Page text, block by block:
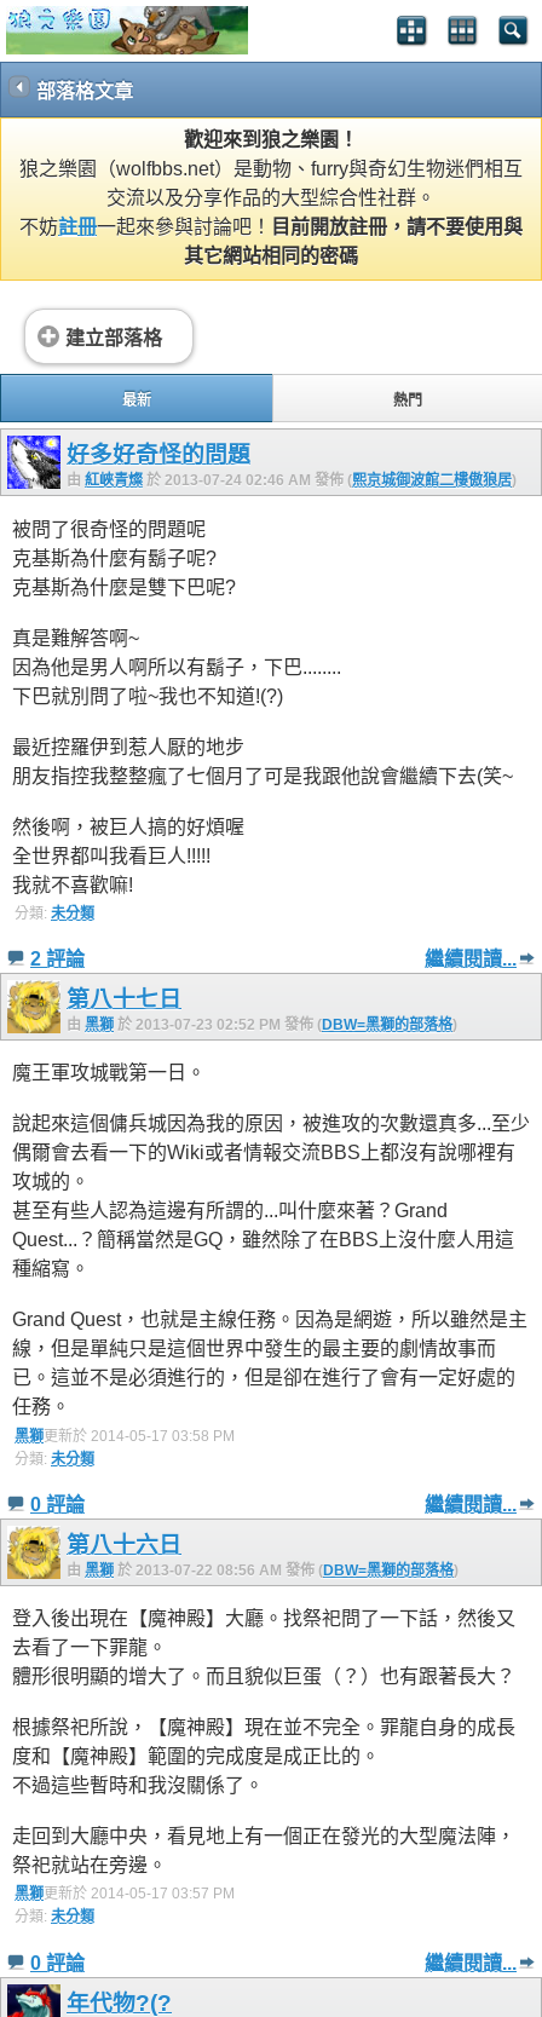
部落格文章
歡迎來到狼之樂園！
狼之樂園（wolfbbs.net）是動物、furry與奇幻生物迷們相互
交流以及分享作品的大型綜合性社群。
不妨註冊一起來參與討論吧！
目前開放註冊，請不要使用與
其它網站相同的密碼
建立部落格
最新 熱門
好多好奇怪的問題
由 紅峽青燦 於 2013-07-24 02:46 AM 發佈 (熙京城御波館二樓傲狼居)
被問了很奇怪的問題呢
克基斯為什麼有鬍子呢?
克基斯為什麼是雙下巴呢?
真是難解答啊~
因為他是男人啊所以有鬍子，下巴........
下巴就別問了啦~我也不知道!(?)
最近控羅伊到惹人厭的地步
朋友指控我整整瘋了七個月了可是我跟他說會繼續下去(笑~
然後啊，被巨人搞的好煩喔
全世界都叫我看巨人!!!!!
我就不喜歡嘛!
分類: 未分類
2 評論 繼續閱讀...
第八十七日
由 黑獅 於 2013-07-23 02:52 PM 發佈 (DBW=黑獅的部落格)
魔王軍攻城戰第一日。
說起來這個傭兵城因為我的原因，被進攻的次數還真多...至少
偶爾會去看一下的Wiki或者情報交流BBS上都沒有說哪裡有
攻城的。
甚至有些人認為這邊有所謂的...叫什麼來著？Grand
Quest...？簡稱當然是GQ，雖然除了在BBS上沒什麼人用這
種縮寫。
Grand Quest，也就是主線任務。因為是網遊，所以雖然是主
線，但是單純只是這個世界中發生的最主要的劇情故事而
已。這並不是必須進行的，但是卻在進行了會有一定好處的
任務。
黑獅更新於 2014-05-17 03:58 PM
分類: 未分類
0 評論 繼續閱讀...
第八十六日
由 黑獅 於 2013-07-22 08:56 AM 發佈 (DBW=黑獅的部落格)
登入後出現在【魔神殿】大廳。找祭祀問了一下話，然後又
去看了一下罪龍。
體形很明顯的增大了。而且貌似巨蛋（？）也有跟著長大？
根據祭祀所說，【魔神殿】現在並不完全。罪龍自身的成長
度和【魔神殿】範圍的完成度是成正比的。
不過這些暫時和我沒關係了。
走回到大廳中央，看見地上有一個正在發光的大型魔法陣，
祭祀就站在旁邊。
黑獅更新於 2014-05-17 03:57 PM
分類: 未分類
0 評論 繼續閱讀...
年代物?(?